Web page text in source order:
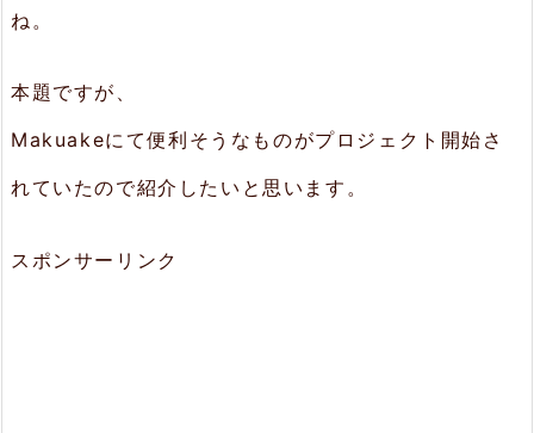
ね。
本題ですが、
Makuakeにて便利そうなものがプロジェクト開始さ
れていたので紹介したいと思います。
スポンサーリンク